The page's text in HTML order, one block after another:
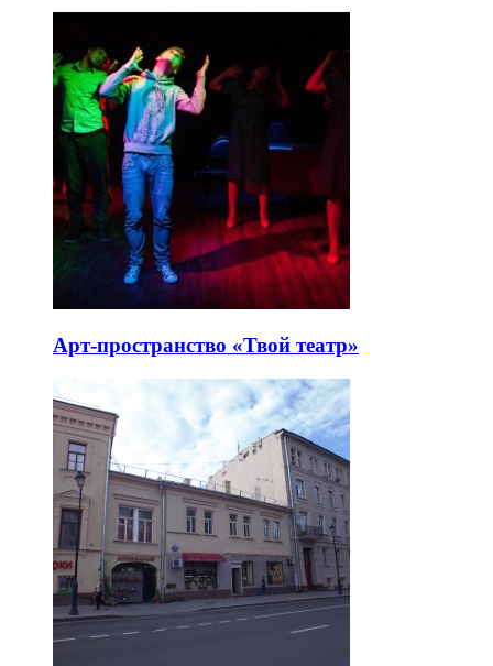
Арт-пространство «Твой театр»